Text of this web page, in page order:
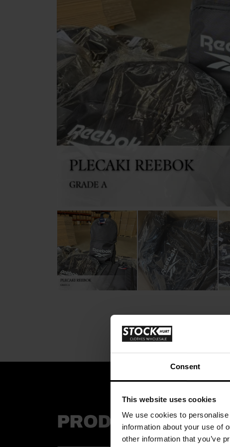
Consent
This website uses cookies
We use cookies to
information about your use of
other information that you’ve
PRODUCTOS